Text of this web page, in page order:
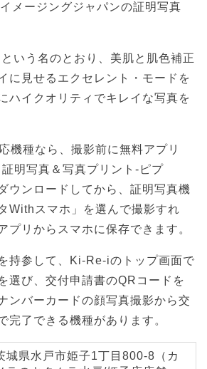
メージングジャパンの証明写真
いう名のとおり、美肌と肌色補正
に見せるエクセレント・モードを
ハイクオリティでキレイな写真を
機種なら、撮影前に無料アプリ
明写真＆写真プリント-ピプ
ウンロードしてから、証明写真機
Withスマホ」を選んで撮影すれ
プリからスマホに保存できます。
持参して、Ki-Re-iのトップ画面で
選び、交付申請書のQRコードを
ンバーカードの顔写真撮影から交
完了できる機種があります。
城県水戸市姫子1丁目800-8（カ